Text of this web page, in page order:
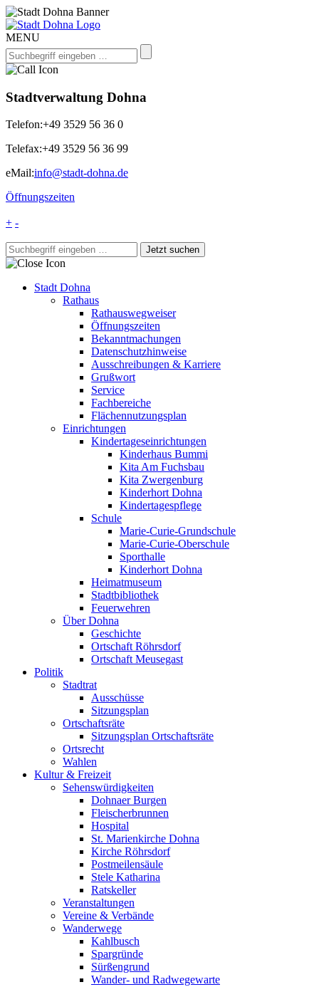
MENU
Stadtverwaltung Dohna
Telefon:+49 3529 56 36 0
Telefax:+49 3529 56 36 99
eMail:info@stadt-dohna.de
Öffnungszeiten
+ -
Stadt Dohna
Rathaus
Rathauswegweiser
Öffnungszeiten
Bekanntmachungen
Datenschutzhinweise
Ausschreibungen & Karriere
Grußwort
Service
Fachbereiche
Flächennutzungsplan
Einrichtungen
Kindertageseinrichtungen
Kinderhaus Bummi
Kita Am Fuchsbau
Kita Zwergenburg
Kinderhort Dohna
Kindertagespflege
Schule
Marie-Curie-Grundschule
Marie-Curie-Oberschule
Sporthalle
Kinderhort Dohna
Heimatmuseum
Stadtbibliothek
Feuerwehren
Über Dohna
Geschichte
Ortschaft Röhrsdorf
Ortschaft Meusegast
Politik
Stadtrat
Ausschüsse
Sitzungsplan
Ortschaftsräte
Sitzungsplan Ortschaftsräte
Ortsrecht
Wahlen
Kultur & Freizeit
Sehenswürdigkeiten
Dohnaer Burgen
Fleischerbrunnen
Hospital
St. Marienkirche Dohna
Kirche Röhrsdorf
Postmeilensäule
Stele Katharina
Ratskeller
Veranstaltungen
Vereine & Verbände
Wanderwege
Kahlbusch
Spargründe
Sürßengrund
Wander- und Radwegewarte